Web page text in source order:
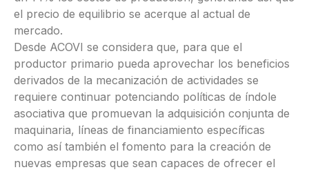
el precio de equilibrio se acerque al actual de
mercado.
Desde ACOVI se considera que, para que el
productor primario pueda aprovechar los beneficios
derivados de la mecanización de actividades se
requiere continuar potenciando políticas de índole
asociativa que promuevan la adquisición conjunta de
maquinaria, líneas de financiamiento específicas
como así también el fomento para la creación de
nuevas empresas que sean capaces de ofrecer el